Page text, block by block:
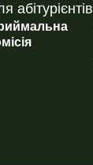
абітурієнтів